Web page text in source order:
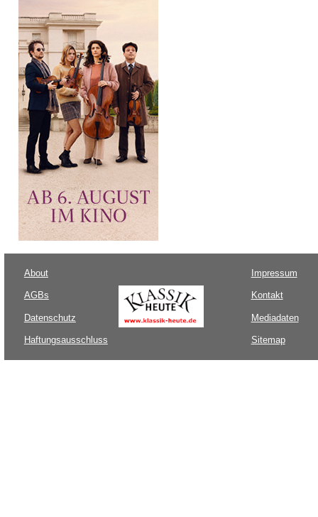
About
AGBs
Datenschutz
Haftungsausschluss
Impressum
Kontakt
Mediadaten
Sitemap